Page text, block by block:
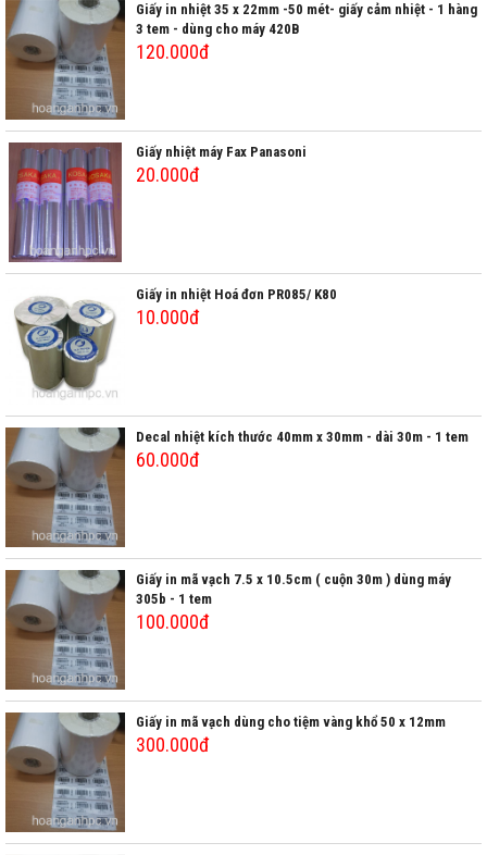
Giấy in nhiệt 35 x 22mm -50 mét- giấy cảm nhiệt - 1 hàng
3 tem - dùng cho máy 420B
120.000đ
Giấy nhiệt máy Fax Panasoni
20.000đ
Giấy in nhiệt Hoá đơn PR085/ K80
10.000đ
Decal nhiệt kích thước 40mm x 30mm - dài 30m - 1 tem
60.000đ
Giấy in mã vạch 7.5 x 10.5cm ( cuộn 30m ) dùng máy
305b - 1 tem
100.000đ
Giấy in mã vạch dùng cho tiệm vàng khổ 50 x 12mm
300.000đ